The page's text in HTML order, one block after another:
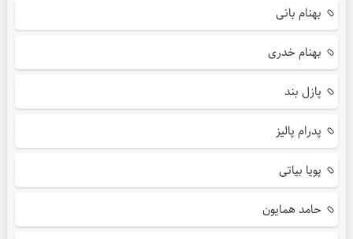
بهنام بانی
بهنام خدری
پازل بند
پدرام پالیز
پویا بیاتی
حامد همایون